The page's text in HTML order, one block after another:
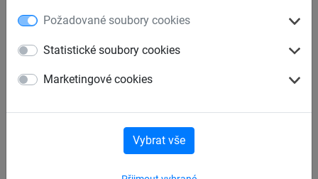
Požadované soubory cookies
Statistické soubory cookies
Marketingové cookies
Vybrat vše
Mini brankové sítě
Plachty pro střelbu